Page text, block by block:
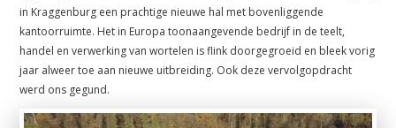
in Kraggenburg een prachtige nieuwe hal met bovenliggende
kantoorruimte. Het in Europa toonaangevende bedrijf in de teelt,
handel en verwerking van wortelen is flink doorgegroeid en bleek vorig
jaar alweer toe aan nieuwe uitbreiding. Ook deze vervolgopdracht
werd ons gegund.